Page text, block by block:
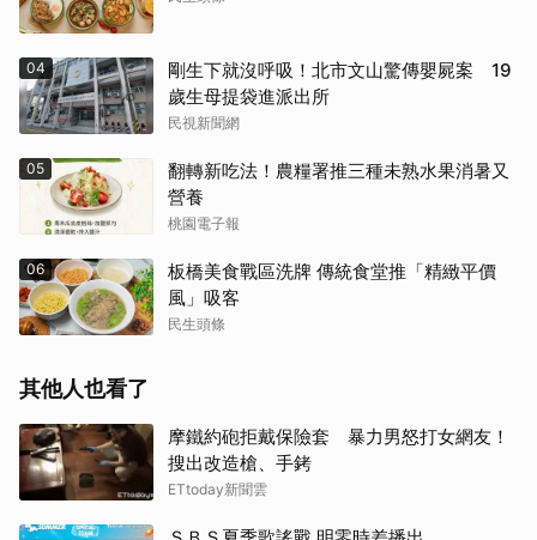
04
剛生下就沒呼吸！北市文山驚傳嬰屍案 19
歲生母提袋進派出所
民視新聞網
05
翻轉新吃法！農糧署推三種未熟水果消暑又
營養
桃園電子報
06
板橋美食戰區洗牌 傳統食堂推「精緻平價
風」吸客
民生頭條
其他人也看了
摩鐵約砲拒戴保險套 暴力男怒打女網友！
搜出改造槍、手銬
ETtoday新聞雲